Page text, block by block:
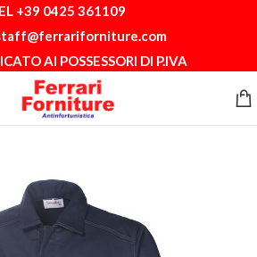
+39 0425 361109
AI POSSESSORI DI P.IVA